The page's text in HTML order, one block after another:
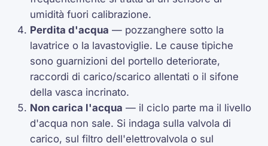
umidità fuori calibrazione.
Perdita d'acqua — pozzanghere sotto la
lavatrice o la lavastoviglie. Le cause tipiche
sono guarnizioni del portello deteriorate,
raccordi di carico/scarico allentati o il sifone
della vasca incrinato.
Non carica l'acqua — il ciclo parte ma il livello
d'acqua non sale. Si indaga sulla valvola di
carico, sul filtro dell'elettrovalvola o sul